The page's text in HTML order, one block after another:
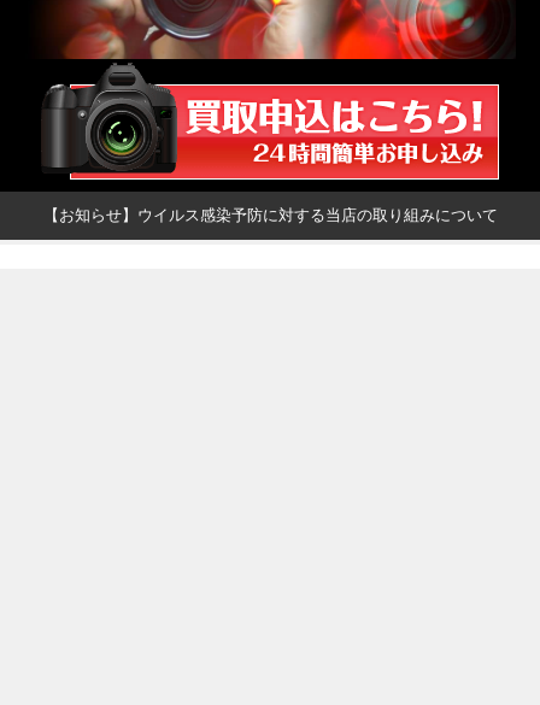
【お知らせ】ウイルス感染予防に対する当店の取り組みについて